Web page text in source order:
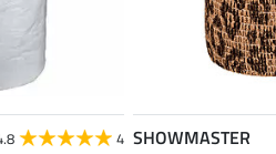
4 SHOWMASTER